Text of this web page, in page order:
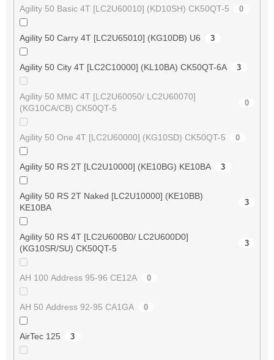
Agility 50 Basic 4T [LC2U60010] (KD10SH) CK50QT-5 0
Agility 50 Carry 4T [LC2U65010] (KG10DB) U6 3
Agility 50 City 4T [LC2C10000] (KL10BA) CK50QT-6A 3
Agility 50 MMC 4T [LC2U60050/ LC2U60070]
(KG10CA/CB) CK50QT-5
0
Agility 50 One 4T [LC2U60000] (KG10SD) CK50QT-5 0
Agility 50 RS 2T [LC2U10000] (KE10BG) KE10BA 3
Agility 50 RS 2T Naked [LC2U10000] (KE10BB)
KE10BA
3
Agility 50 RS 4T [LC2U600B0/ LC2U600D0]
(KG10SR/SU) CK50QT-5
3
AH 100 Address 95-96 CE12A 0
AH 50 Address 92-95 CA1GA 0
AirTec 125 3